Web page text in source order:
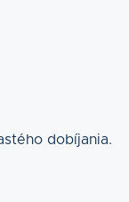
dobíjania.